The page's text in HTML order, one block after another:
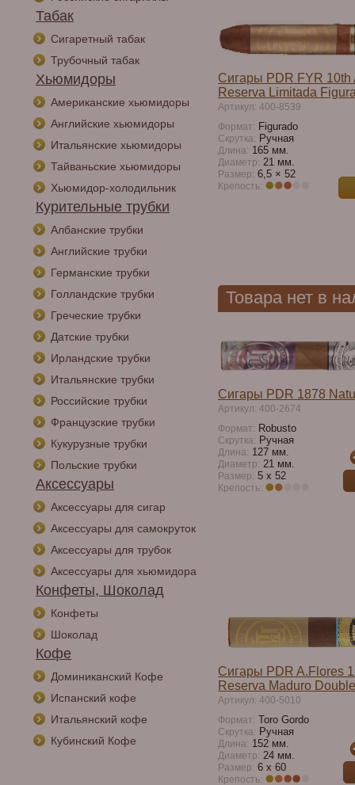
Табак
Сигаретный табак
Трубочный табак
Хьюмидоры
Американские хьюмидоры
Английские хьюмидоры
Итальянские хьюмидоры
Тайваньские хьюмидоры
Хьюмидор-холодильник
Курительные трубки
Албанские трубки
Английские трубки
Германские трубки
Голландские трубки
Греческие трубки
Датские трубки
Ирландские трубки
Итальянские трубки
Российские трубки
Французские трубки
Кукурузные трубки
Польские трубки
Аксессуары
Аксессуары для сигар
Аксессуары для самокруток
Аксессуары для трубок
Аксессуары для хьюмидора
Конфеты, Шоколад
Конфеты
Шоколад
Кофе
Доминиканский Кофе
Испанский кофе
Итальянский кофе
Кубинский Кофе
Сигары PDR FYR 10th
Reserva Limitada
Артикул: 400-8539
Формат: Figurado
Скрутка: Ручная
Длина: 165 мм.
Диаметр: 21 мм.
Размер: 6,5 × 52
Крепость:
Товара нет в
Сигары PDR 1878
Артикул: 400-2674
Формат: Robusto
Скрутка: Ручная
Длина: 127 мм.
Диаметр: 21 мм.
Размер: 5 х 52
Крепость:
Сигары PDR A.Flores
Reserva Maduro
Артикул: 400-5010
Формат: Toro Gordo
Скрутка: Ручная
Длина: 152 мм.
Диаметр: 24 мм.
Размер: 6 х 60
Крепость: